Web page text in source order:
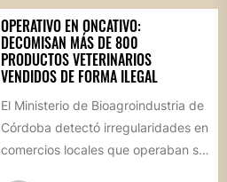
OPERATIVO EN ONCATIVO:
DECOMISAN MÁS DE 800
PRODUCTOS VETERINARIOS
VENDIDOS DE FORMA ILEGAL
El Ministerio de Bioagroindustria de
Córdoba detectó irregularidades en
comercios locales que operaban sin